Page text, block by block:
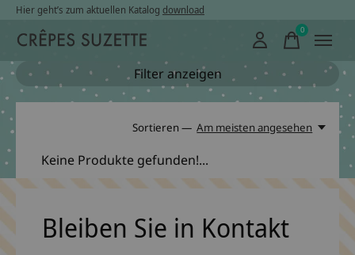
Hier geht’s zum aktuellen Katalog download
0items
Filter anzeigen
Sortieren — Am meisten angesehen
Keine Produkte gefunden!...
Bleiben Sie in Kontakt